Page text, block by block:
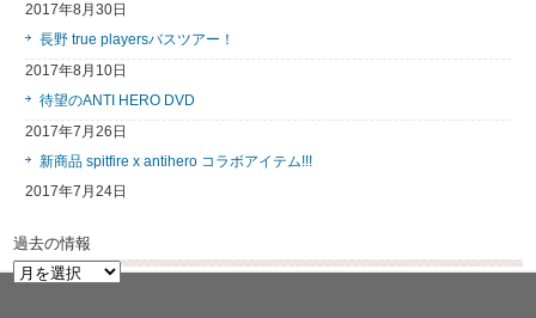
2017年8月30日
長野 true playersバスツアー！
2017年8月10日
待望のANTI HERO DVD
2017年7月26日
新商品 spitfire x antihero コラボアイテム!!!
2017年7月24日
過去の情報
過